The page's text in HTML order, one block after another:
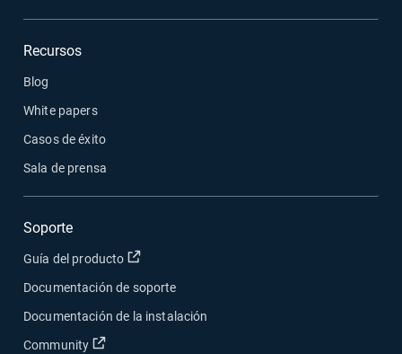
Recursos
Blog
White papers
Casos de éxito
Sala de prensa
Soporte
Guía del producto Abrir en una nueva ventana
Documentación de soporte
Documentación de la instalación
Community
Abrir en una nueva ventana